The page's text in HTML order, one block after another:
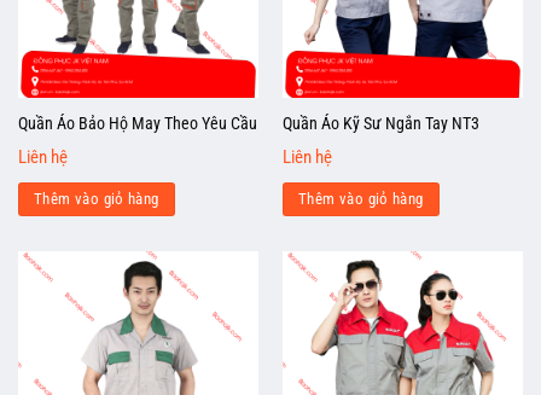
Quần Áo Bảo Hộ May Theo Yêu Cầu
Liên hệ
Thêm vào giỏ hàng
Quần Áo Kỹ Sư Ngắn Tay NT3
Liên hệ
Thêm vào giỏ hàng